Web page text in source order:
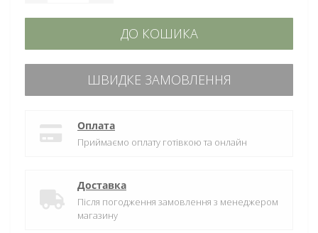
ДО КОШИКА
ШВИДКЕ ЗАМОВЛЕННЯ
Оплата
Приймаємо оплату готівкою та онлайн
Доставка
Після погодження замовлення з менеджером
магазину